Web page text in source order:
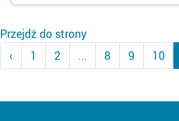
Przejdź do strony
‹
1 2 ... 8 9 10